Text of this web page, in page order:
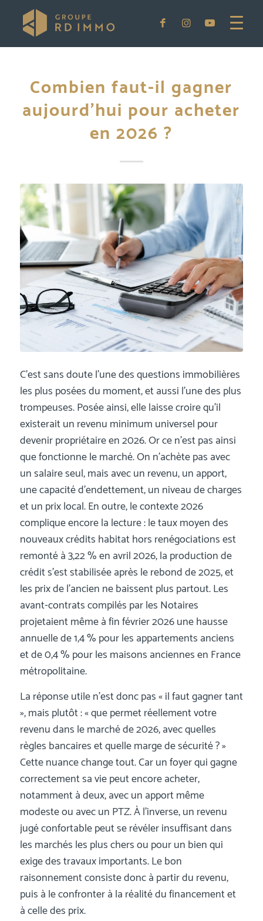
Combien faut-il gagner
aujourd’hui pour acheter
en 2026 ?
C’est sans doute l’une des questions immobilières
les plus posées du moment, et aussi l’une des plus
trompeuses. Posée ainsi, elle laisse croire qu’il
existerait un revenu minimum universel pour
devenir propriétaire en 2026. Or ce n’est pas ainsi
que fonctionne le marché. On n’achète pas avec
un salaire seul, mais avec un revenu, un apport,
une capacité d’endettement, un niveau de charges
et un prix local. En outre, le contexte 2026
complique encore la lecture : le taux moyen des
nouveaux crédits habitat hors renégociations est
remonté à 3,22 % en avril 2026, la production de
crédit s’est stabilisée après le rebond de 2025, et
les prix de l’ancien ne baissent plus partout. Les
avant-contrats compilés par les Notaires
projetaient même à fin février 2026 une hausse
annuelle de 1,4 % pour les appartements anciens
et de 0,4 % pour les maisons anciennes en France
métropolitaine.
La réponse utile n’est donc pas « il faut gagner tant
», mais plutôt : « que permet réellement votre
revenu dans le marché de 2026, avec quelles
règles bancaires et quelle marge de sécurité ? »
Cette nuance change tout. Car un foyer qui gagne
correctement sa vie peut encore acheter,
notamment à deux, avec un apport même
modeste ou avec un PTZ. À l’inverse, un revenu
jugé confortable peut se révéler insuffisant dans
les marchés les plus chers ou pour un bien qui
exige des travaux importants. Le bon
raisonnement consiste donc à partir du revenu,
puis à le confronter à la réalité du financement et
à celle des prix.